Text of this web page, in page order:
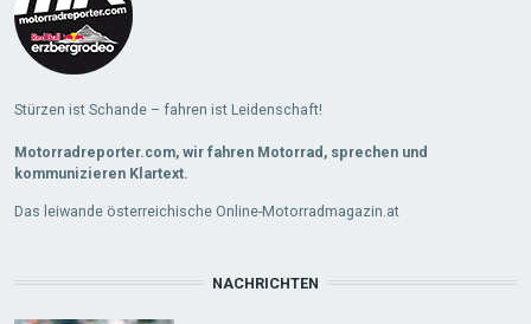
Stürzen ist Schande – fahren ist Leidenschaft!
Motorradreporter.com, wir fahren Motorrad, sprechen und
kommunizieren Klartext.
Das leiwande österreichische Online-Motorradmagazin.at
NACHRICHTEN